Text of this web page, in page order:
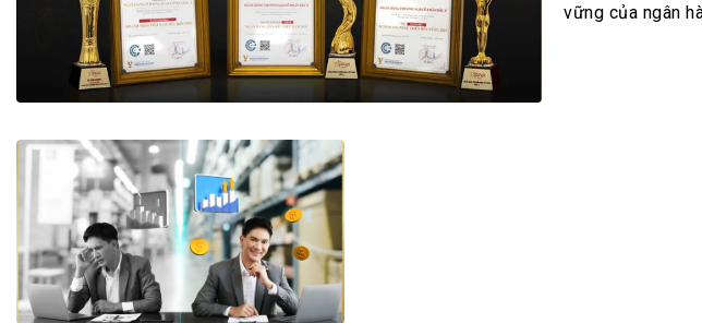
Bộ Chuẩn mực Đạo đức nghề nghiệp
Đối tác
Đấu giá tài sản
Thanh toán –Thẻ
Nhà quản trị
GÓP Ý CHÍNH SÁCH
Dự thảo luật
Tư vấn – Hỏi đáp
Tra cứu văn bản
vững của ngân